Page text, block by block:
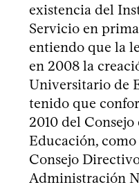
existencia del
Servicio en
entiendo que la
en 2008 la
Universitario de
tenido que
2010 del
Educación,
Consejo
Administración